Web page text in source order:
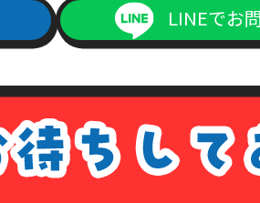
書類の(1)～(4)のいずれかの写しを添付の上
）
切手を申請書類に同封して下さい。
LINEでお